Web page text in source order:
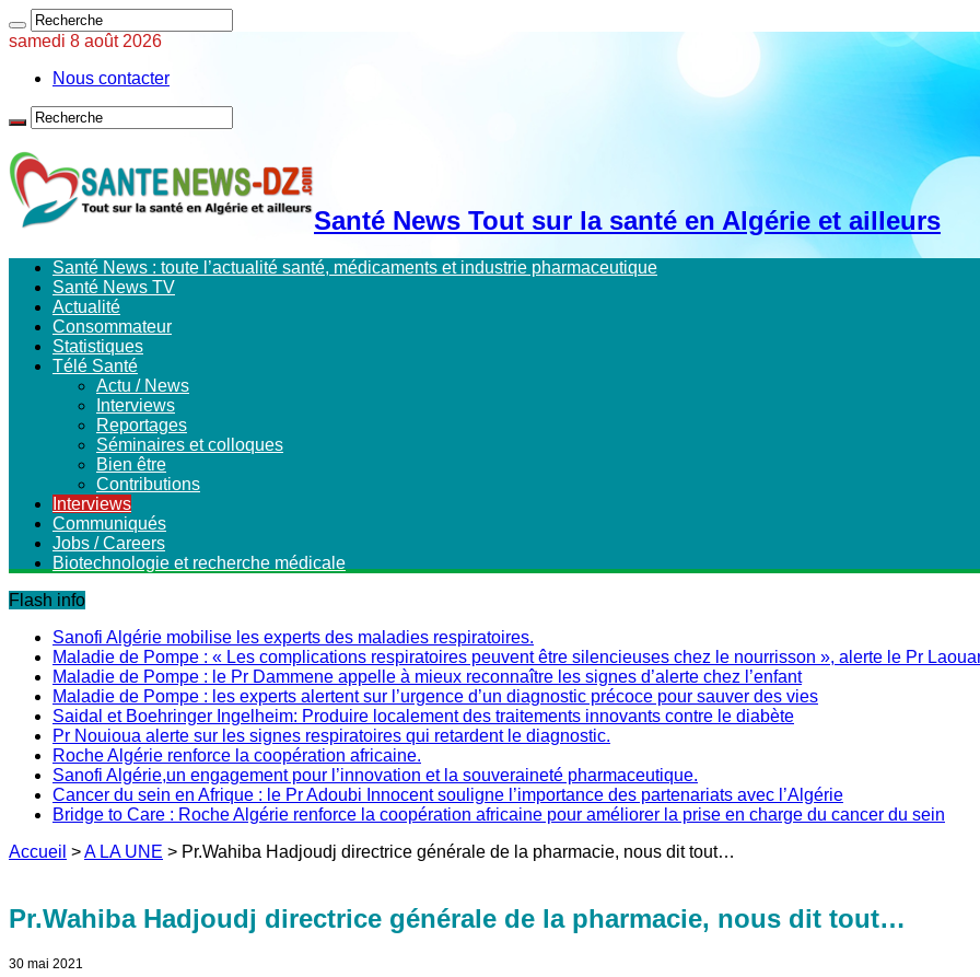
samedi 8 août 2026
Nous contacter
Santé News Tout sur la santé en Algérie et ailleurs
Santé News : toute l’actualité santé, médicaments et industrie pharmaceutique
Santé News TV
Actualité
Consommateur
Statistiques
Télé Santé
Actu / News
Interviews
Reportages
Séminaires et colloques
Bien être
Contributions
Interviews
Communiqués
Jobs / Careers
Biotechnologie et recherche médicale
Flash info
Sanofi Algérie mobilise les experts des maladies respiratoires.
Maladie de Pompe : « Les complications respiratoires peuvent être silencieuses chez le nourrisson », alerte le Pr
Maladie de Pompe : le Pr Dammene appelle à mieux reconnaître les signes d’alerte chez l’enfant
Maladie de Pompe : les experts alertent sur l’urgence d’un diagnostic précoce pour sauver des vies
Saidal et Boehringer Ingelheim: Produire localement des traitements innovants contre le diabète
Pr Nouioua alerte sur les signes respiratoires qui retardent le diagnostic.
Roche Algérie renforce la coopération africaine.
Sanofi Algérie,un engagement pour l’innovation et la souveraineté pharmaceutique.
Cancer du sein en Afrique : le Pr Adoubi Innocent souligne l’importance des partenariats avec l’Algérie
Bridge to Care : Roche Algérie renforce la coopération africaine pour améliorer la prise en charge du cancer du sein
Accueil >A LA UNE > Pr.Wahiba Hadjoudj directrice générale de la pharmacie, nous dit tout…
Pr.Wahiba Hadjoudj directrice générale de la pharmacie, nous dit tout…
30 mai 2021